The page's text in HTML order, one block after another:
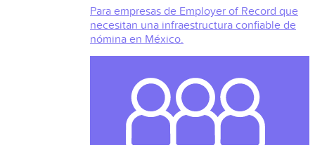
Para empresas de Employer of Record que
necesitan una infraestructura confiable de
nómina en México.